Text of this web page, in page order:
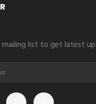
list to get latest